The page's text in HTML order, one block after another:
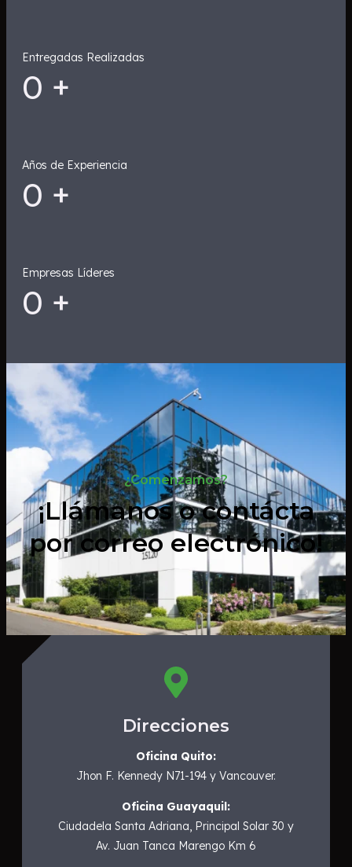
Entregadas Realizadas
0 +
Años de Experiencia
0 +
Empresas Líderes
0 +
¿Comenzamos?
¡Llámanos o contácta
por correo electrónico!
Direcciones
Oficina Quito:
Jhon F. Kennedy N71-194 y Vancouver.
Oficina Guayaquil:
Ciudadela Santa Adriana, Principal Solar 30 y
Av. Juan Tanca Marengo Km 6